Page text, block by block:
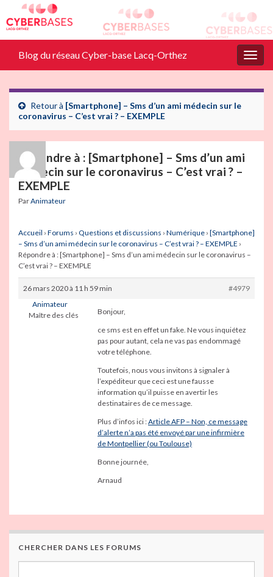
Blog du réseau Cyber-base Lacq-Orthez
Retour à [Smartphone] – Sms d’un ami médecin sur le
coronavirus – C’est vrai ? – EXEMPLE
Répondre à : [Smartphone] – Sms d’un ami
médecin sur le coronavirus – C’est vrai ? –
EXEMPLE
ParAnimateur
Accueil › Forums › Questions et discussions › Numérique › [Smartphone]
– Sms d’un ami médecin sur le coronavirus – C’est vrai ? – EXEMPLE ›
Répondre à : [Smartphone] – Sms d’un ami médecin sur le coronavirus –
C’est vrai ? – EXEMPLE
26 mars 2020 à 11 h 59 min
#4979
Animateur
Maître des clés
Bonjour,
ce sms est en effet un fake. Ne vous inquiétez
pas pour autant, cela ne vas pas endommagé
votre téléphone.
Toutefois, nous vous invitons à signaler à
l’expéditeur que ceci est une fausse
information qu’il puisse en avertir les
destinataires de ce message.
Plus d’infos ici :Article AFP – Non, ce message
d’alerte n’a pas été envoyé par une infirmière
de Montpellier (ou Toulouse)
Bonne journée,
Arnaud
CHERCHER DANS LES FORUMS